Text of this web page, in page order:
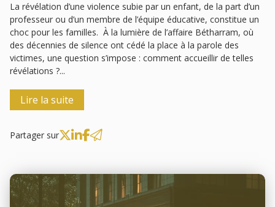
La révélation d’une violence subie par un enfant, de la part d’un
professeur ou d’un membre de l’équipe éducative, constitue un
choc pour les familles. À la lumière de l’affaire Bétharram, où
des décennies de silence ont cédé la place à la parole des
victimes, une question s’impose : comment accueillir de telles
révélations ?...
Lire la suite
Partager sur